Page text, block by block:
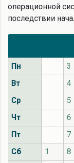
операционной
последствии
Пн 3
Вт
4
Ср
5
Чт
6
Пт
7
Сб
1 8